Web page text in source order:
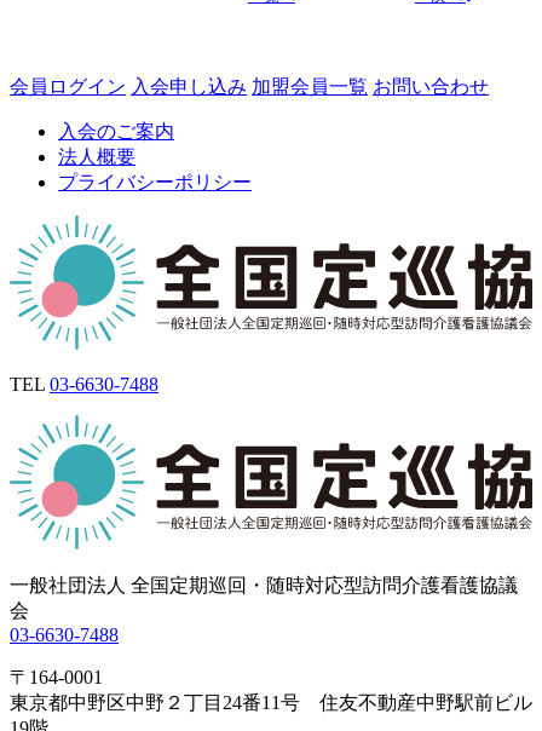
会員ログイン 入会申し込み 加盟会員一覧 お問い合わせ
入会のご案内
法人概要
プライバシーポリシー
TEL 03-6630-7488
一般社団法人 全国定期巡回・随時対応型訪問介護看護協議
会
03-6630-7488
〒164-0001
東京都中野区中野２丁目24番11号 住友不動産中野駅前ビル